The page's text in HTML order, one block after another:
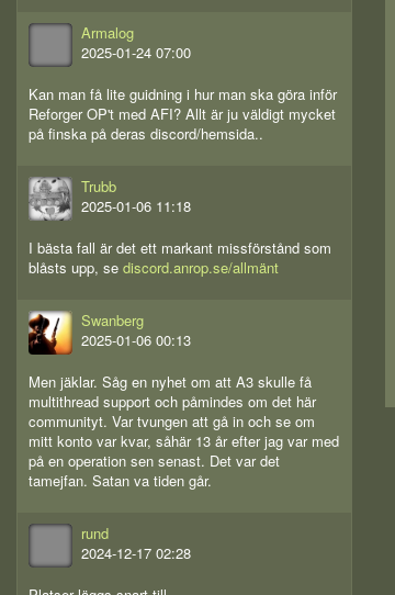
Armalog
2025-01-24 07:00
Kan man få lite guidning i hur man ska göra inför
Reforger OP't med AFI? Allt är ju väldigt mycket
på finska på deras discord/hemsida..
Trubb
2025-01-06 11:18
I bästa fall är det ett markant missförstånd som
blåsts upp, se discord.anrop.se/allmänt
Swanberg
2025-01-06 00:13
Men jäklar. Såg en nyhet om att A3 skulle få
multithread support och påmindes om det här
communityt. Var tvungen att gå in och se om
mitt konto var kvar, såhär 13 år efter jag var med
på en operation sen senast. Det var det
tamejfan. Satan va tiden går.
rund
2024-12-17 02:28